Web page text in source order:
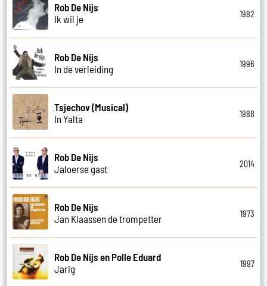
Rob De Nijs
Ik wil je
1982
Rob De Nijs
In de verleiding
1996
Tsjechov (Musical)
In Yalta
1988
Rob De Nijs
Jaloerse gast
2014
Rob De Nijs
Jan Klaassen de trompetter
1973
Rob De Nijs en Polle Eduard
Jarig
1997